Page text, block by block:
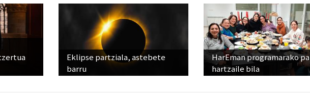
Eklipse partziala, astebete
barru
HarEman programarako
hartzaile bila